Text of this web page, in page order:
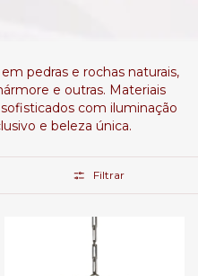
pedras e rochas naturais,
e outras. Materiais
com iluminação
e beleza única.
Filtrar